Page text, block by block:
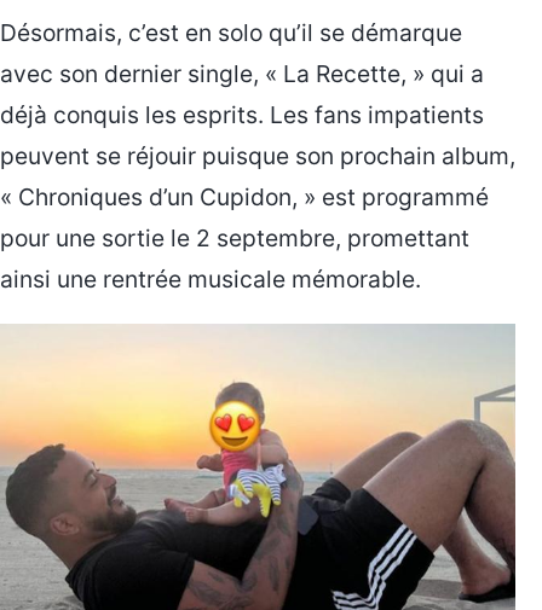
Désormais, c’est en solo qu’il se démarque
avec son dernier single, « La Recette, » qui a
déjà conquis les esprits. Les fans impatients
peuvent se réjouir puisque son prochain album,
« Chroniques d’un Cupidon, » est programmé
pour une sortie le 2 septembre, promettant
ainsi une rentrée musicale mémorable.